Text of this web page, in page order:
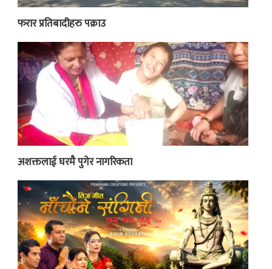
फरार प्रतिबादीहरु पक्राउ
अशक्तलाई घरमै पुगेर नागरिकता